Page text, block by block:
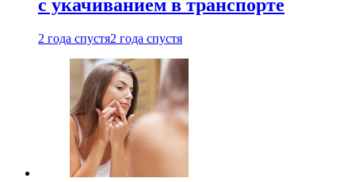
с укачиванием в транспорте
2 года спустя2 года спустя